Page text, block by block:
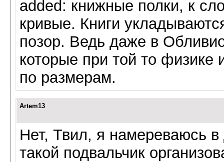
added: книжные полки, к
кривые. Книги
позор. Ведь даже в
которые при той то физике
по размерам.
Artem13
Нет, Твил, я намереваюсь
такой подвальчик